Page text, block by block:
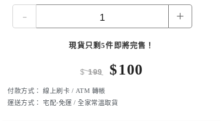
- +
現貨只剩5件即將完售！
$199 $100
付款方式： 線上刷卡 / ATM 轉帳
運送方式：
宅配-免運 / 全家常溫取貨